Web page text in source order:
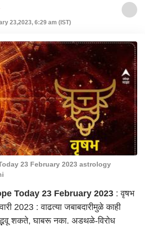
23,2023, 6:29 am (IST)
23 February 2023 astrology
Today 23 February 2023 : वृषभ
2023 : वाढत्या जबाबदारीमुळे काही
शकते, घाबरू नका. अडथळे-विरोध